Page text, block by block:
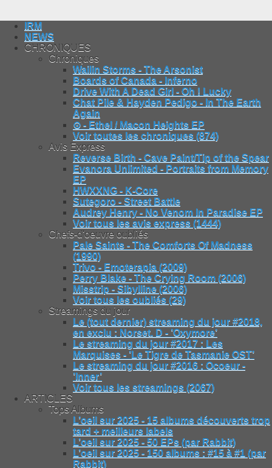
IRM
NEWS
CHRONIQUES
Chroniques
Wailin Storms - The Arsonist
Boards of Canada - Inferno
Drive With A Dead Girl - Oh ! Lucky
Chat Pile & Hayden Pedigo - In The Earth
Again
⊙ - Ethel / Macon Heights EP
Voir toutes les chroniques (874)
Avis Express
Reverse Birth - Cave Paint/Tip of the Spear
Evanora Unlimited - Portraits from Memory
EP
HWXXNG - K-Core
Sutegoro - Street Battle
Audrey Henry - No Venom In Paradise EP
Voir tous les avis express (1444)
Chefs-d'oeuvre oubliés
Pale Saints - The Comforts Of Madness
(1990)
Trivo - Emoterapia (2009)
Perry Blake - The Crying Room (2006)
Misstrip - Sibylline (2006)
Voir tous les oubliés (29)
Streamings du jour
Le (tout dernier) streaming du jour #2018,
en exclu : Norset. D - ’Oxymore’
Le streaming du jour #2017 : Les
Marquises - ’Le Tigre de Tasmanie OST’
Le streaming du jour #2016 : Ocoeur -
’Inner’
Voir tous les streamings (2067)
ARTICLES
Tops Albums
L’oeil sur 2025 - 15 albums découverts trop
tard + meilleurs labels
L’oeil sur 2025 - 50 EPs (par Rabbit)
L’oeil sur 2025 - 150 albums : #15 à #1 (par
Rabbit)